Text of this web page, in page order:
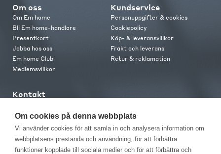
Om oss
Om Em home
Bli Em home-handlare
Presentkort
Jobba hos oss
Em home Club
Medlemsvillkor
Kundservice
Personuppgifter & cookies
Cookiepolicy
Köp- & leveransvillkor
Frakt och leverans
Retur & reklamation
Kontakt
Butiker
Press
Om cookies på denna webbplats
Vi använder cookies för att samla in och analysera information om
webbplatsens prestanda och användning, för att förbättra
funktioner kopplade till sociala medier och för att förbättra och